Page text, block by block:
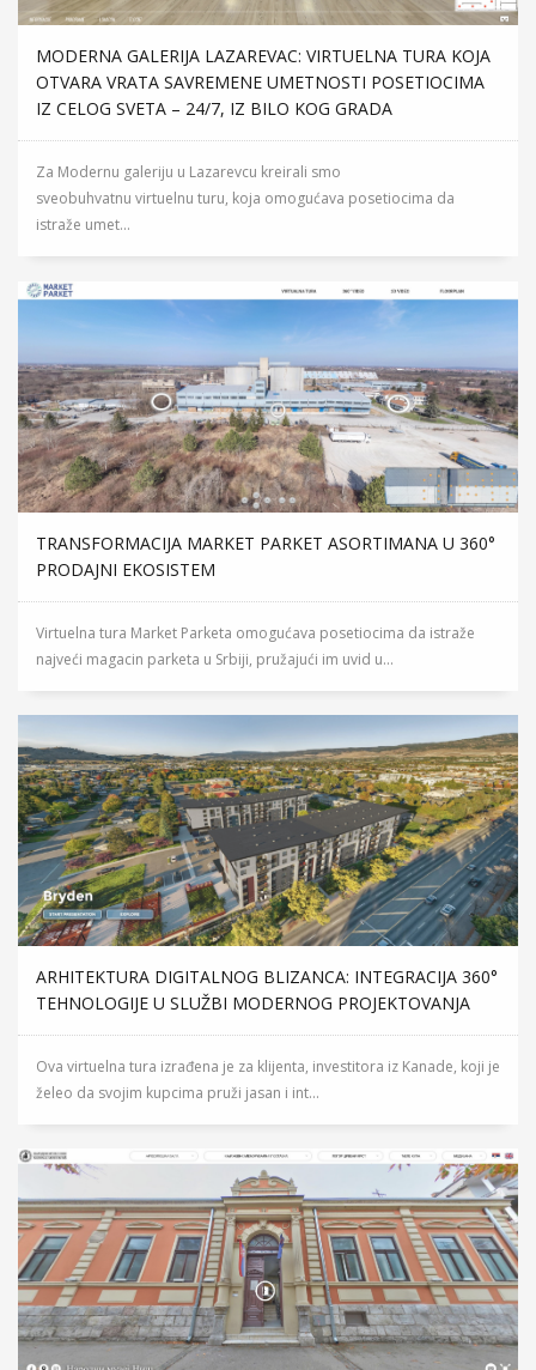
MODERNA GALERIJA LAZAREVAC: VIRTUELNA TURA KOJA
OTVARA VRATA SAVREMENE UMETNOSTI POSETIOCIMA
IZ CELOG SVETA – 24/7, IZ BILO KOG GRADA
Za Modernu galeriju u Lazarevcu kreirali smo
sveobuhvatnu virtuelnu turu, koja omogućava posetiocima da
istraže umet...
TRANSFORMACIJA MARKET PARKET ASORTIMANA U 360°
PRODAJNI EKOSISTEM
Virtuelna tura Market Parketa omogućava posetiocima da istraže
najveći magacin parketa u Srbiji, pružajući im uvid u...
ARHITEKTURA DIGITALNOG BLIZANCA: INTEGRACIJA 360°
TEHNOLOGIJE U SLUŽBI MODERNOG PROJEKTOVANJA
Ova virtuelna tura izrađena je za klijenta, investitora iz Kanade, koji je
želeo da svojim kupcima pruži jasan i int...